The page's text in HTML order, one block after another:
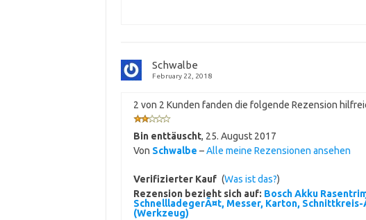
Schwalbe
February 22, 2018
2 von 2 Kunden fanden die folgende Rezension
Bin enttäuscht, 25. August 2017
Von Schwalbe –Alle meine Rezensionen ansehen
Verifizierter Kauf (Was ist das?)
Rezension bezieht sich auf: Bosch Akku
SchnellladegerÃ¤t, Messer, Karton, Schnittkreis-
(Werkzeug)